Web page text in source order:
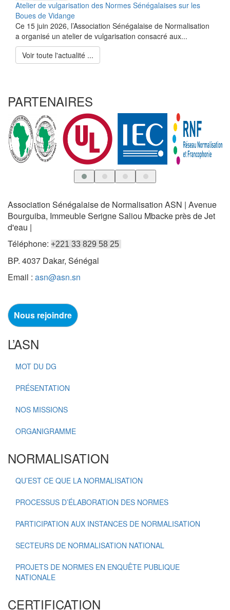
Atelier de vulgarisation des Normes Sénégalaises sur les
Boues de Vidange
Ce 15 juin 2026, l’Association Sénégalaise de Normalisation
a organisé un atelier de vulgarisation consacré aux...
Voir toute l'actualité ...
PARTENAIRES
Association Sénégalaise de Normalisation ASN | Avenue
Bourguiba, Immeuble Serigne Saliou Mbacke près de Jet
d'eau |
Téléphone: +221 33 829 58 25
BP. 4037 Dakar, Sénégal
Email : asn@asn.sn
Nous rejoindre
L’ASN
MOT DU DG
PRÉSENTATION
NOS MISSIONS
ORGANIGRAMME
NORMALISATION
QU’EST CE QUE LA NORMALISATION
PROCESSUS D’ÉLABORATION DES NORMES
PARTICIPATION AUX INSTANCES DE NORMALISATION
SECTEURS DE NORMALISATION NATIONAL
PROJETS DE NORMES EN ENQUÊTE PUBLIQUE
NATIONALE
CERTIFICATION